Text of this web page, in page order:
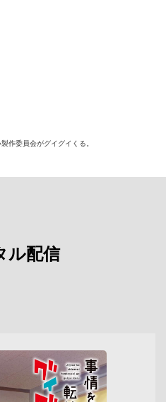
作委員会がグイグイくる。
ル配信